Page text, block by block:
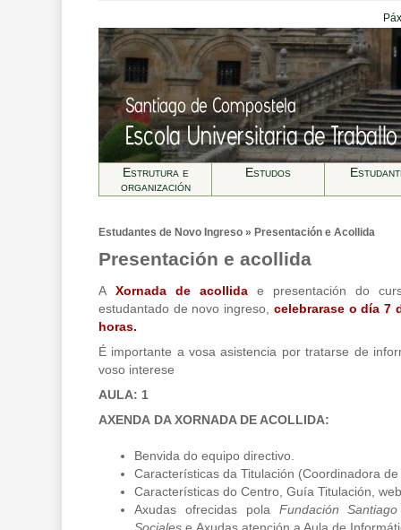
Estrutura e
organización
Estudos
Estudantes de Novo Ingreso » Presentación e Acollida
Presentación e acollida
A Xornada de acollida
e presentación do
estudantado de novo ingreso, celebrarase o día 7
horas.
É importante a vosa asistencia por tratarse de
voso interese
AULA: 1
AXENDA DA XORNADA DE ACOLLIDA:
Benvida do equipo directivo.
Características da Titulación (Coordinadora
Características do Centro, Guía Titulación,
Axudas ofrecidas pola Fundación